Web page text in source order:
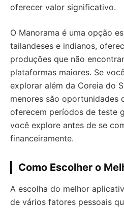
oferecer valor significativo.
O Manorama é uma opção
tailandeses e indianos,
produções que não
plataformas maiores. Se
explorar além da Coreia do
menores são oportunidades
oferecem períodos de teste
você explore antes de se
financeiramente.
Como Escolher o
A escolha do melhor
de vários fatores pessoais